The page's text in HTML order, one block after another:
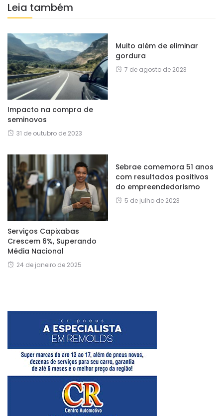
Leia também
Impacto na compra de
seminovos
31 de outubro de 2023
Muito além de eliminar
gordura
7 de agosto de 2023
Serviços Capixabas
Crescem 6%, Superando
Média Nacional
24 de janeiro de 2025
Sebrae comemora 51 anos
com resultados positivos
do empreendedorismo
5 de julho de 2023